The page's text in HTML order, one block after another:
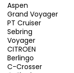
Aspen
Grand Voyager
PT Cruiser
Sebring
Voyager
CITROEN
Berlingo
C-Crosser